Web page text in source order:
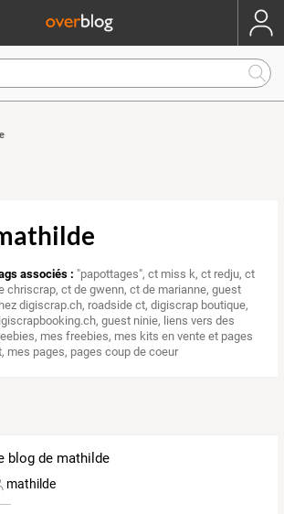
associés : "papottages",ct miss k,ct redju,ct
chriscrap,ct de gwenn,ct de marianne,guest
digiscrap.ch, roadside ct,digiscrap boutique,
,guest ninie, liens vers des
, mes freebies, mes kits en vente et pages
, mes pages, pages coup de coeur
blog de mathilde
mathilde